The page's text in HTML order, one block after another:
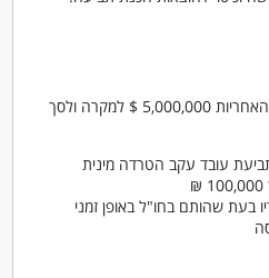
אחריות העסיק כלפי עובדיו. גבול האחריות 5,000,000 $ למקרה ולסך
עובד עקב הטרדה מינית
בעת שהותם בחו"ל באופן זמני